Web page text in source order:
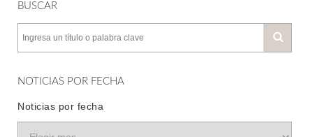
BUSCAR
NOTICIAS POR FECHA
Noticias por fecha